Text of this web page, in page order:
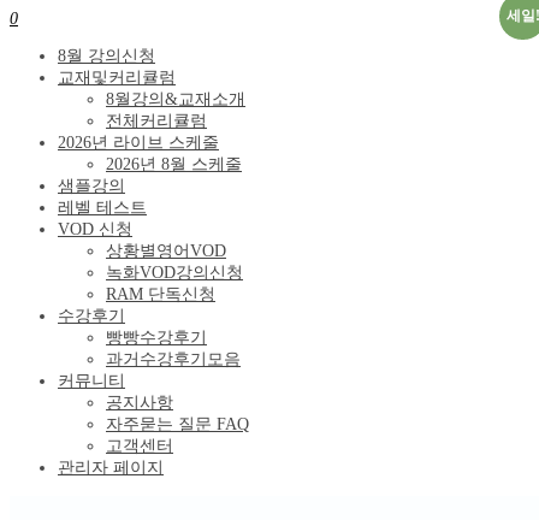
0
8월 강의신청
교재및커리큘럼
8월강의&교재소개
전체커리큘럼
2026년 라이브 스케줄
2026년 8월 스케줄
샘플강의
레벨 테스트
VOD 신청
상황별영어VOD
녹화VOD강의신청
RAM 단독신청
수강후기
빵빵수강후기
과거수강후기모음
커뮤니티
공지사항
자주묻는 질문 FAQ
고객센터
관리자 페이지
세일!